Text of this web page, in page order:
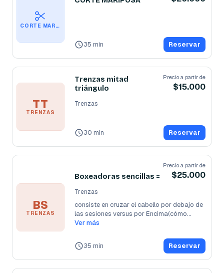
CORTE MARIPOSA
35 min Reservar
TT
TRENZAS
Trenzas mitad
triángulo
Precio a partir de
$15.000
Trenzas
30 min Reservar
BS
TRENZAS
Boxeadoras sencillas =
Precio a partir de
$25.000
Trenzas
consiste en cruzar el cabello por debajo de
las sesiones versus por Encima(cómo...
Ver más
35 min Reservar